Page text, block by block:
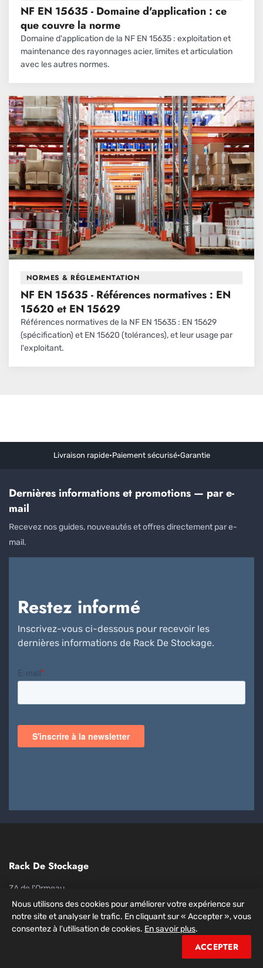
NF EN 15635 - Domaine d'application : ce
que couvre la norme
Domaine d'application de la NF EN 15635 : exploitation et
maintenance des rayonnages acier, limites et articulation
avec les autres normes.
NORMES & RÉGLEMENTATION
NF EN 15635 - Références normatives : EN
15620 et EN 15629
Références normatives de la NF EN 15635 : EN 15629
(spécification) et EN 15620 (tolérances), et leur usage par
l'exploitant.
Livraison rapide•Paiement sécurisé•Garantie
Dernières informations et promotions — par e-
mail
Recevez nos guides, nouveautés et offres directement par e-
mail.
Restez informé
Inscrivez-vous ci-dessous pour recevoir les
dernières informations de Rack De Stockage.
Rack De Stockage
ZA de l'Ormeau
29 Rue Jean Rostand
77380 Combs-la-Ville
info@rackdestockage.eu
Nous utilisons des cookies pour améliorer votre expérience sur
notre site et analyser le trafic. En cliquant sur « Accepter », vous
consentez à l'utilisation de cookies. En savoir plus.
ACCEPTER